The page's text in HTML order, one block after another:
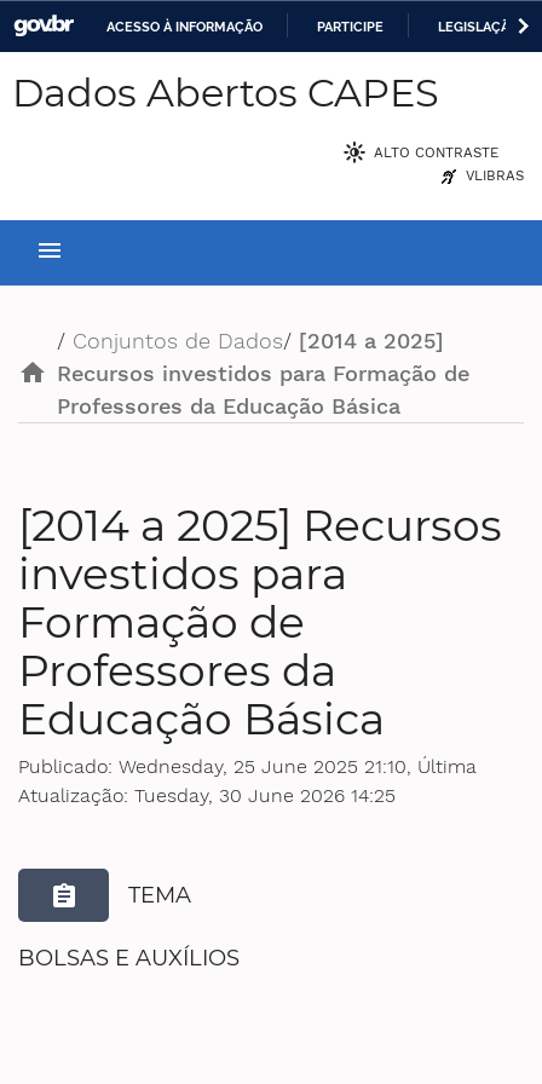
PARA
CONTEÚDO
ACESSO À INFORMAÇÃO PARTICIPE
LEGISLAÇÃO
Ministério da Justiça e Segurança Pública
Ministério das Relações Exteriores
Ministério da Economia
Ministério da Infraestrutura
Ministério da Agricultura, Pecuária e Abastecimento
Ministério da Cidadania
Ministério da Saúde
Ministério de Minas e Energia
Ministério da Ciência, Tecnologia, Inovações e Comunicações
Ministério do Meio Ambiente
Ministério do Desenvolvimento Regional
Dados Abertos CAPES
ALTO CONTRASTE
VLIBRAS
menu
home
/ Conjuntos de Dados/ [2014 a 2025]
Recursos investidos para Formação de
Professores da Educação Básica
[2014 a 2025] Recursos
investidos para
Formação de
Professores da
Educação Básica
Publicado: Wednesday, 25 June 2025 21:10, Última
Atualização: Tuesday, 30 June 2026 14:25
assignment TEMA
BOLSAS E AUXÍLIOS